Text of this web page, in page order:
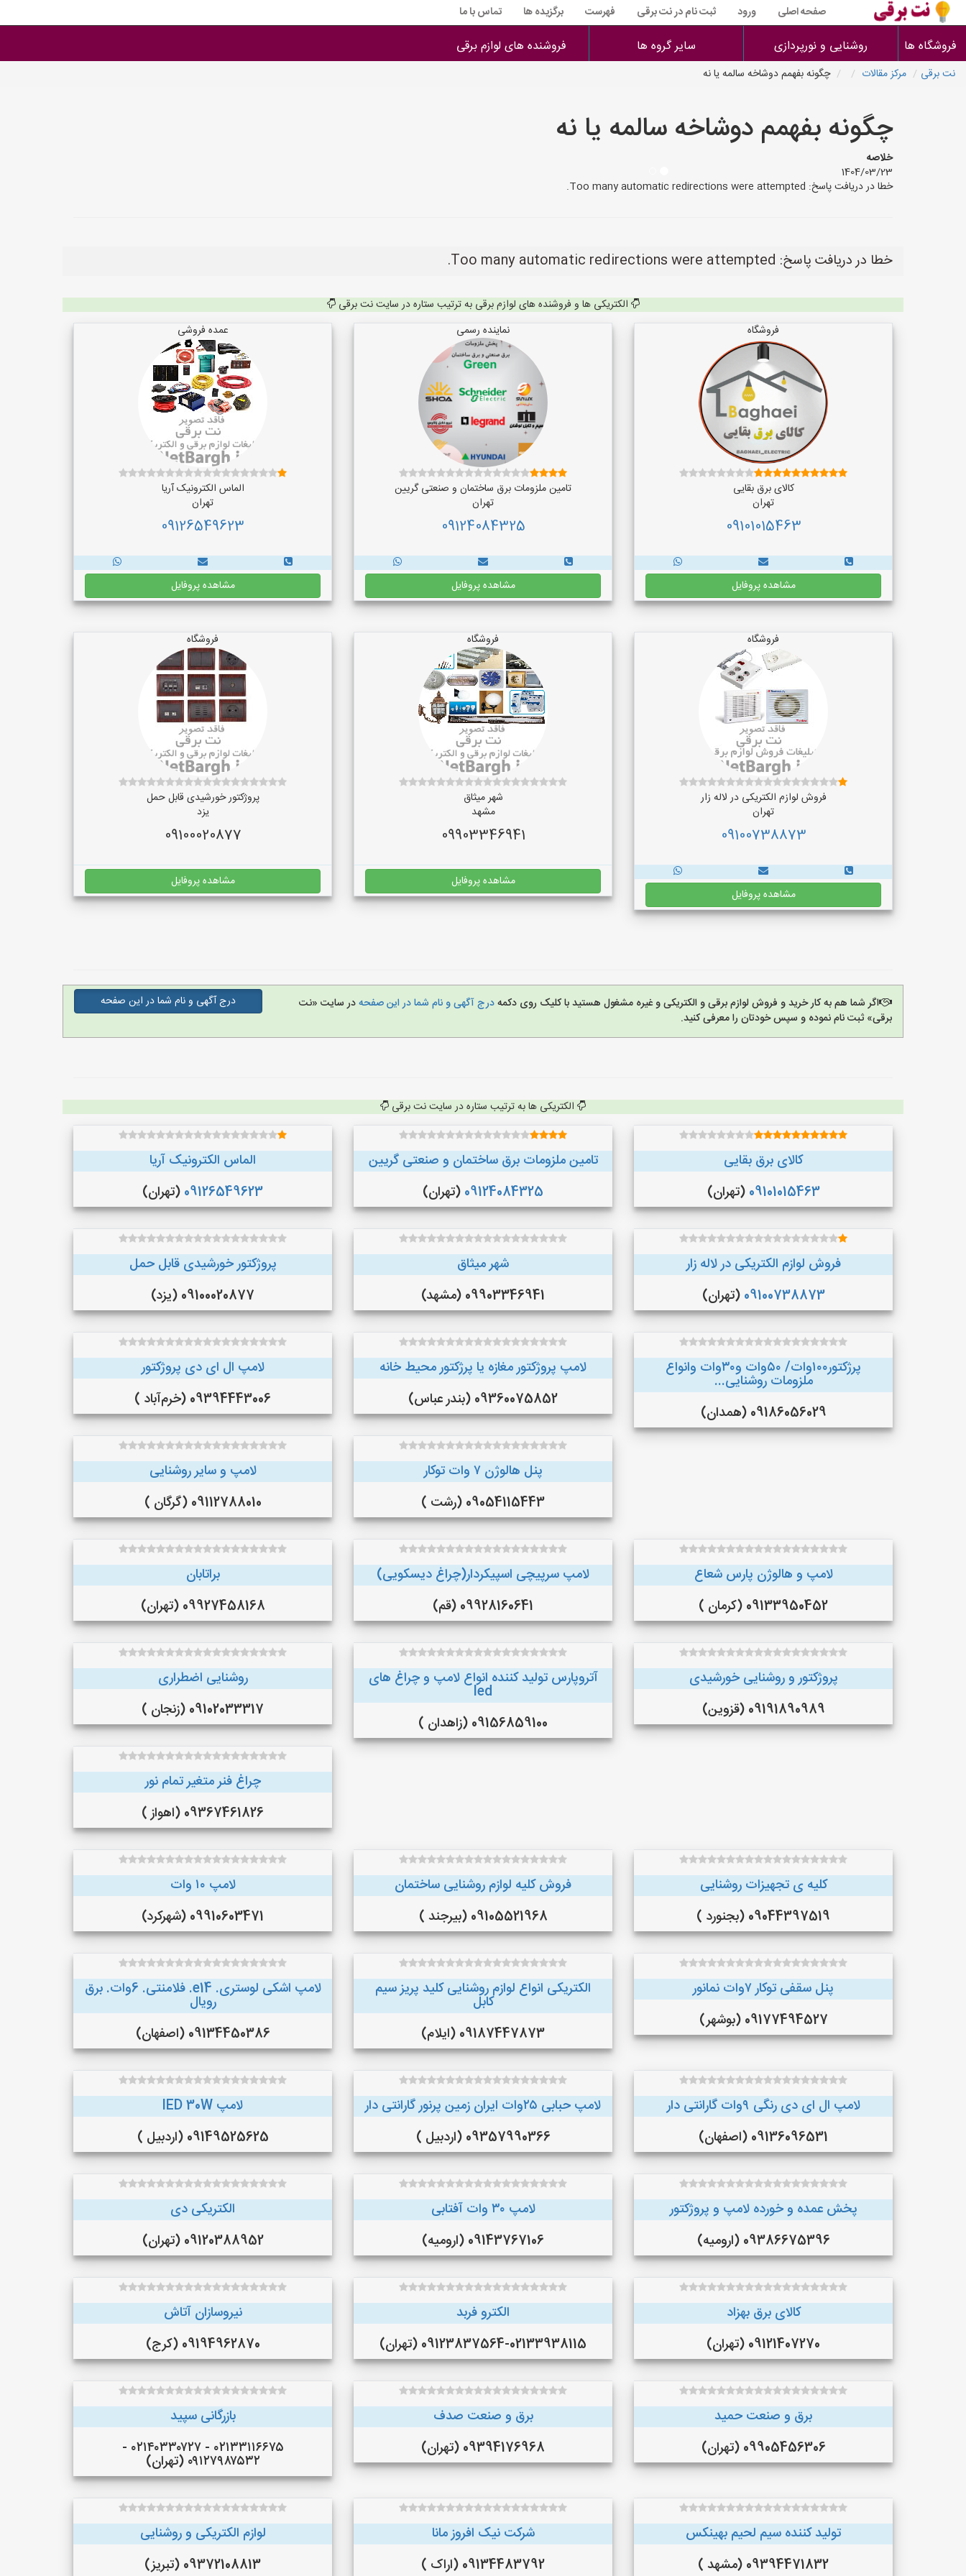
صفحه اصلی ورود ثبت نام در نت برقی فهرست برگزیده ها تماس با ما
فروشگاه ها روشنایی و نورپردازی سایر گروه ها فروشنده های لوازم برقی
نت برقی مرکز مقالات چگونه بفهمم دوشاخه سالمه یا نه
چگونه بفهمم دوشاخه سالمه یا نه
خلاصه
1404/03/23
خطا در دریافت پاسخ: Too many automatic redirections were attempted.
خطا در دریافت پاسخ: Too many automatic redirections were attempted.
الکتریکی ها و فروشنده های لوازم برقی به ترتیب ستاره در سایت نت برقی
فروشگاه
کالای برق بقایی
تهران
09101015463
مشاهده پروفایل
نماینده رسمی
تامین ملزومات برق ساختمان و صنعتی گریین
تهران
09124084325
مشاهده پروفایل
عمده فروشی
الماس الکترونیک آریا
تهران
09126549623
مشاهده پروفایل
فروشگاه
فروش لوازم الکتریکی در لاله زار
تهران
09100738873
مشاهده پروفایل
فروشگاه
شهر میثاق
مشهد
09903346941
مشاهده پروفایل
فروشگاه
پروژکتور خورشیدی قابل حمل
یزد
09100020877
مشاهده پروفایل
اگر شما هم به کار خرید و فروش لوازم برقی و الکتریکی و غیره مشغول هستید با کلیک روی دکمهدرج آگهی و نام شما در این صفحهدر سایت «نت
برقی» ثبت نام نموده و سپس خودتان را معرفی کنید.
درج آگهی و نام شما در این صفحه
الکتریکی ها به ترتیب ستاره در سایت نت برقی
کالای برق بقایی
09101015463 (تهران)
تامین ملزومات برق ساختمان و صنعتی گریین
09124084325 (تهران)
الماس الکترونیک آریا
09126549623 (تهران)
فروش لوازم الکتریکی در لاله زار
09100738873 (تهران)
شهر میثاق
09903346941 (مشهد)
پروژکتور خورشیدی قابل حمل
09100020877 (یزد)
پرژکتور۱۰۰وات/ ۵۰وات و۳۰وات وانواع
ملزومات روشنایی...
09186056029 (همدان)
لامپ پروژکتور مغازه یا پرژکتور محیط خانه
09360075852 (بندر عباس)
لامپ ال ای دی پروژکتور
09394443006 (خرم‌آباد )
پنل هالوژن ۷ وات توکار
09054115443 (رشت )
لامپ و سایر روشنایی
09112788010 (گرگان )
لامپ و هالوژن پارس شعاع
09133950452 (کرمان )
لامپ سرپیچی اسپیکردار(چراغ دیسکویی)
09928160641 (قم)
براتابان
09927458168 (تهران)
پروژکتور و روشنایی خورشیدی
09191890989 (قزوین)
آتروپارس تولید کننده انواع لامپ و چراغ های
led
09156859100 (زاهدان )
روشنایی اضطراری
09102033317 (زنجان )
چراغ فنر متغیر تمام نور
09367461826 (اهواز )
کلیه ی تجهیزات روشنایی
09044397519 (بجنورد )
فروش کلیه لوازم روشنایی ساختمان
09105521968 (بیرجند )
لامپ ۱۰ وات
09910603471 (شهرکرد)
پنل سقفی توکار ۷وات نمانور
09177494527 (بوشهر)
الکتریکی انواع لوازم روشنایی کلید پریز سیم
کابل
09187447873 (ایلام)
لامپ اشکی لوستری. e14. فلامنتی. 6وات. برق
رویال
09134450386 (اصفهان)
لامپ ال ای دی رنگی ۹وات گارانتی دار
09136096531 (اصفهان)
لامپ حبابی ۲۵وات ایران زمین پرنور گارانتی دار
09357990366 (اردبیل )
لامپ lED 30W
09149525625 (اردبیل )
پخش عمده و خورده لامپ و پروژکتور
09386675396 (ارومیه)
لامپ ۳۰ وات آفتابی
09143767106 (ارومیه)
الکتریکی دی
09120388952 (تهران)
کالای برق بهزاد
09121407270 (تهران)
الکترو فربد
09123837564-02133938115 (تهران)
نیروسازان آتاش
09194962870 (کرج)
برق و صنعت حمید
09905456306 (تهران)
برق و صنعت صدف
09394176968 (تهران)
بازرگانی سپید
۰۲۱۳۳۱۱۶۶۷۵ - ۰۲۱۴۰۳۳۰۷۲۷ -
۰۹۱۲۷۹۸۷۵۳۲ (تهران)
تولید کننده سیم لحیم بهینکس
09394471832 (مشهد )
شرکت نیک افروز مانا
09134483792 (اراک )
لوازم الکتریکی و روشنایی
09372108813 (تبریز)